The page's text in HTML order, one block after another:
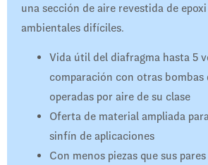
una sección de aire revestida de
ambientales difíciles.
Vida útil del diafragma hasta 5
comparación con otras bombas
operadas por aire de su clase
Oferta de material ampliada
sinfín de aplicaciones
Con menos piezas que sus